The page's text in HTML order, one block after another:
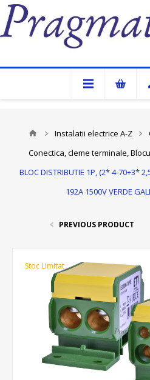
Pragmatic TCV
Instalatii electrice A-Z
Conectica, cleme terminale,
BLOC DISTRIBUTIE 1P, (2* 4-70+3*
192A 1500V VERDE
PREVIOUS PRODUCT
Stoc Limitat